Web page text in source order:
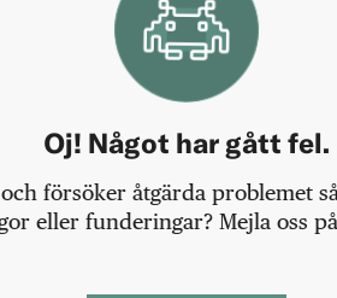
Oj! Något har gått fel.
försöker åtgärda problemet
eller funderingar? Mejla oss